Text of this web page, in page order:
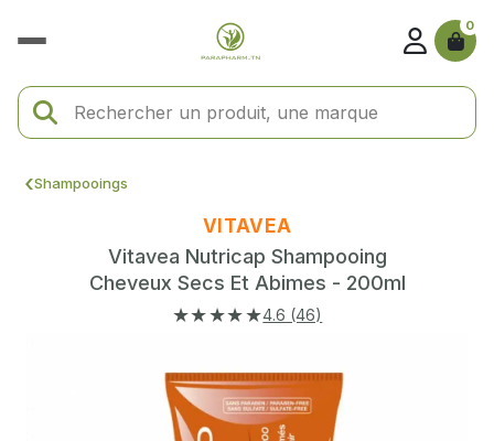
0
Shampooings
VITAVEA
Vitavea Nutricap Shampooing
Cheveux Secs Et Abimes - 200ml
★★★★★4.6 (46)